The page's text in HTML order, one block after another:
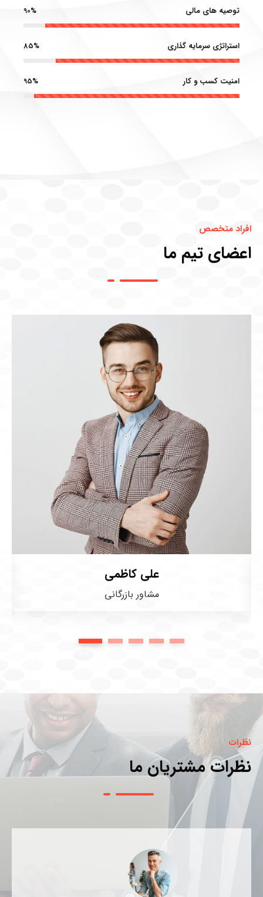
توصیه های مالی 90%
استراتژی سرمایه گذاری 85%
امنیت کسب و کار 95%
افراد متخصص
اعضای تیم ما
علی کاظمی
مشاور بازرگانی
1 2 3 4 5
نظرات
نظرات مشتریان ما